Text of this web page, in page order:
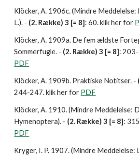
Klöcker, A. 1906c. (Mindre Meddelelse:
L.). - (2. Række) 3 [= 8]: 60. klik her for
Klöcker, A. 1909a. De fem ældste
Sommerfugle. - (2. Række) 3 [= 8]
PDF
Klöcker, A. 1909b. Praktiske Notitser. -
244-247. klik her for PDF
Klöcker, A. 1910. (Mindre Meddelelse:
Hymenoptera). - (2. Række) 3 [= 8]
PDF
Kryger, I. P. 1907. (Mindre Meddelelse: